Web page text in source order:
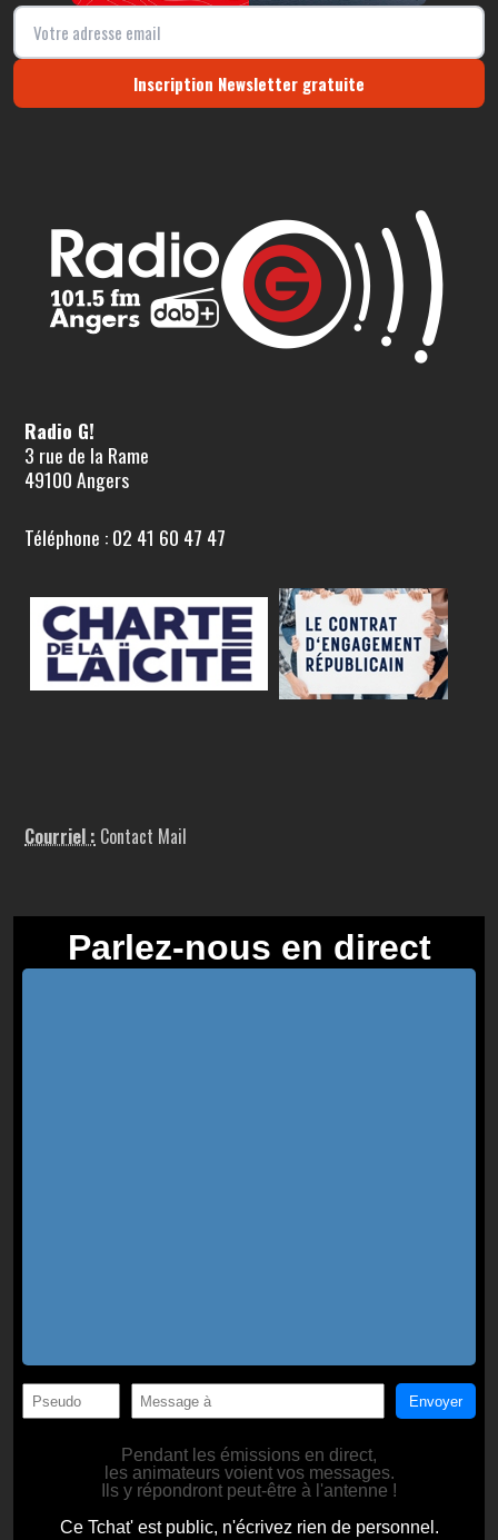
Inscription Newsletter gratuite
Radio G!
3 rue de la Rame
49100 Angers
Téléphone : 02 41 60 47 47
Courriel : Contact Mail